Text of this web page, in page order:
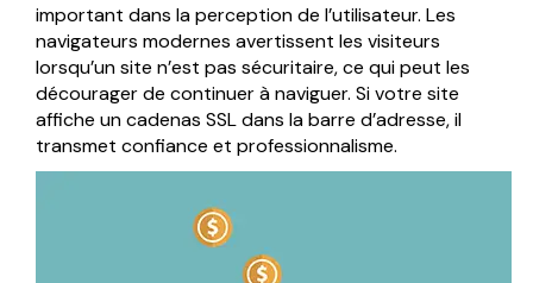
important dans la perception de l’utilisateur. Les
navigateurs modernes avertissent les visiteurs
lorsqu’un site n’est pas sécuritaire, ce qui peut les
décourager de continuer à naviguer. Si votre site
affiche un cadenas SSL dans la barre d’adresse, il
transmet confiance et professionnalisme.